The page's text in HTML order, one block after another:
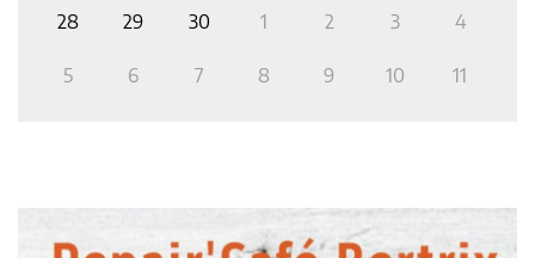
28 29 30 1 2 3 4
5 6 7 8 9 10 11